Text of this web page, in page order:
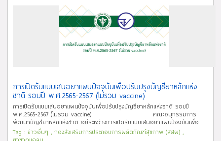
พัฒนาบัญชียาหลักแห่งชาติ เป็นประธานเปิดการประชุมชี้แจง “แนวทางการเสนอ
ยาเพื่อปรับปรุงบัญชียาหลักแห่งชาติ” โดยมีกองนโยบายแห่งชาติด้านยา ในฐานะฝ่าย
เลขานุการอนุกรรมการฯ ชี้แจงขั้นตอนการเปิดรับแบบเสนอยาผ่านระบบ online
ต่อหน่วยงานภาคเอกชน หน่วยงานภาครัฐ ราชวิทยาลัย/สมาคม/ชมรมทางการ
แพทย์ และองค์กรภาคประชาชนที่สนใจได้มีส่วนร่วมในการเสนอยา ซึ่งมีผู้สนใจเข้า
ร่วมประชุมกว่า 180 คน (ทั้ง onsite และ online) นพ.สุวิทย์ กล่าวว่า คณะอนุกร
รมการฯ ในรอบนี้ได้มีการปรับการทำงานให้มีช่องทางและกระบวนการพิจารณายา
สำหรับการเปิดรับการยื่นแบบเสนอยาแผนปัจจุบันฯ รอบปี พ.ศ.2565-2567 ทาง
ช่องทาง online นี้มีกำหนดเปิดรับตั้งแต่ วันนี้จนถึงวันที่ 29 ธันวาคม 2565 เวลา
23.59 น. ทั้งนี้สามารถศึกษารายละเอียดการเสนอยาเพิ่มเติมได้ที่
http://bit.ly/NLEM2022 ลิงค์ที่เกี่ยวข้อง การเปิดรับแบบเสนอยาแผนปัจจุบันเพื่อ
ปรับปรุงบัญชียาหลักแห่งชาติ รอบปี พ.ศ.2565-2567 (ไม่รวม vaccine)
http://ndi.fda.moph.go.th/ndi_news_detail/index/307 ข่าวกองนโยบายแห่งชาติ
ด้านยา (11 พฤศจิกายน 2565)
การเปิดรับแบบเสนอยาแผนปัจจุบันเพื่อปรับปรุงบัญชียาหลักแห่ง
ชาติ รอบปี พ.ศ.2565-2567 (ไม่รวม vaccine)
การเปิดรับแบบเสนอยาแผนปัจจุบันเพื่อปรับปรุงบัญชียาหลักแห่งชาติ รอบปี
พ.ศ.2565-2567 (ไม่รวม vaccine) คณะอนุกรรมการ
พัฒนาบัญชียาหลักแห่งชาติ อยู่ระหว่างการเปิดรับแบบเสนอยาแผนปัจจุบันเพื่อ
ปรับปรุงบัญชียาหลักแห่งชาติ รอบปี พ.ศ.2565-2567 (ไม่รวม vaccine) ตั้งแต่วันนี้
ถึงวันที่ 29 ธันวาคม 2565 เวลา 23.59 น. โดยมีขั้นตอนการยื่นแบบเสนอยา
Tag : ข่าวอื่นๆ , กองส่งเสริมการประกอบการผลิตภัณฑ์สุขภาพ (สสผ) ,